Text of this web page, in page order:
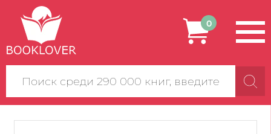
Поиск
по
сайту
0